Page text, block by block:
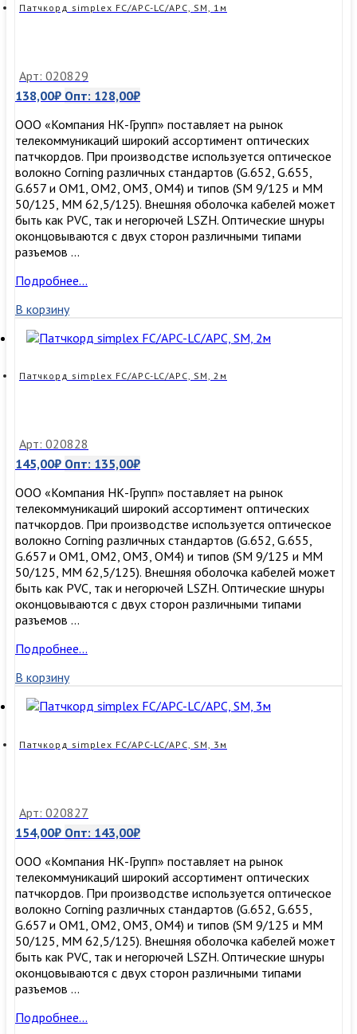
Патчкорд simplex FC/APC-LC/APC, SM, 1м
Арт: 020829
138,00₽ Опт: 128,00₽
ООО «Компания НК-Групп» поставляет на рынок
телекоммуникаций широкий ассортимент оптических
патчкордов. При производстве используется оптическое
волокно Corning различных стандартов (G.652, G.655,
G.657 и OM1, OM2, OM3, ОМ4) и типов (SM 9/125 и MM
50/125, MM 62,5/125). Внешняя оболочка кабелей может
быть как PVC, так и негорючей LSZH. Оптические шнуры
оконцовываются с двух сторон различными типами
разъемов …
Патчкорд
FC/APC-
LC/APC,
SM,
Подробнее…
В корзину
Патчкорд simplex FC/APC-LC/APC, SM, 2м
Арт: 020828
145,00₽ Опт: 135,00₽
ООО «Компания НК-Групп» поставляет на рынок
телекоммуникаций широкий ассортимент оптических
патчкордов. При производстве используется оптическое
волокно Corning различных стандартов (G.652, G.655,
G.657 и OM1, OM2, OM3, ОМ4) и типов (SM 9/125 и MM
50/125, MM 62,5/125). Внешняя оболочка кабелей может
быть как PVC, так и негорючей LSZH. Оптические шнуры
оконцовываются с двух сторон различными типами
разъемов …
Патчкорд
FC/APC-
LC/APC,
SM,
Подробнее…
В корзину
Патчкорд simplex FC/APC-LC/APC, SM, 3м
Арт: 020827
154,00₽ Опт: 143,00₽
ООО «Компания НК-Групп» поставляет на рынок
телекоммуникаций широкий ассортимент оптических
патчкордов. При производстве используется оптическое
волокно Corning различных стандартов (G.652, G.655,
G.657 и OM1, OM2, OM3, ОМ4) и типов (SM 9/125 и MM
50/125, MM 62,5/125). Внешняя оболочка кабелей может
быть как PVC, так и негорючей LSZH. Оптические шнуры
оконцовываются с двух сторон различными типами
разъемов …
Патчкорд
Подробнее…